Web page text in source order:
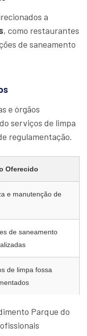
a
, como restaurantes
de saneamento
e órgãos
serviços de limpa
regulamentação.
Oferecido
e manutenção de
de saneamento
de limpa fossa
Parque do